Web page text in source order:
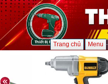
Trang chủ Menu